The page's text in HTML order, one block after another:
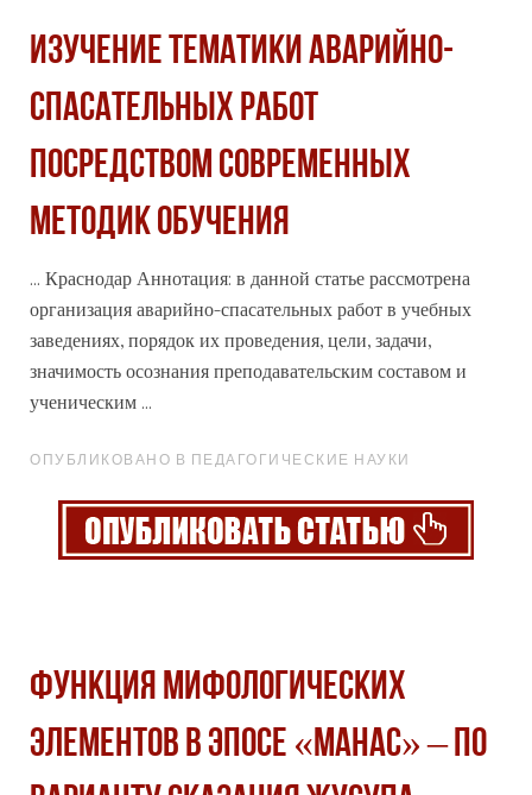
ИЗУЧЕНИЕ ТЕМАТИКИ АВАРИЙНО-
СПАСАТЕЛЬНЫХ РАБОТ
ПОСРЕДСТВОМ СОВРЕМЕННЫХ
МЕТОДИК ОБУЧЕНИЯ
... Краснодар Аннотация: в данной статье рассмотрена
организация аварийно-спасательных работ в учебных
заведениях, порядок их проведения, цели, задачи,
значимость осознания преподавательским составом и
ученическим ...
ОПУБЛИКОВАНО В ПЕДАГОГИЧЕСКИЕ НАУКИ
ФУНКЦИЯ МИФОЛОГИЧЕСКИХ
ЭЛЕМЕНТОВ В ЭПОСЕ «МАНАС» ‒ ПО